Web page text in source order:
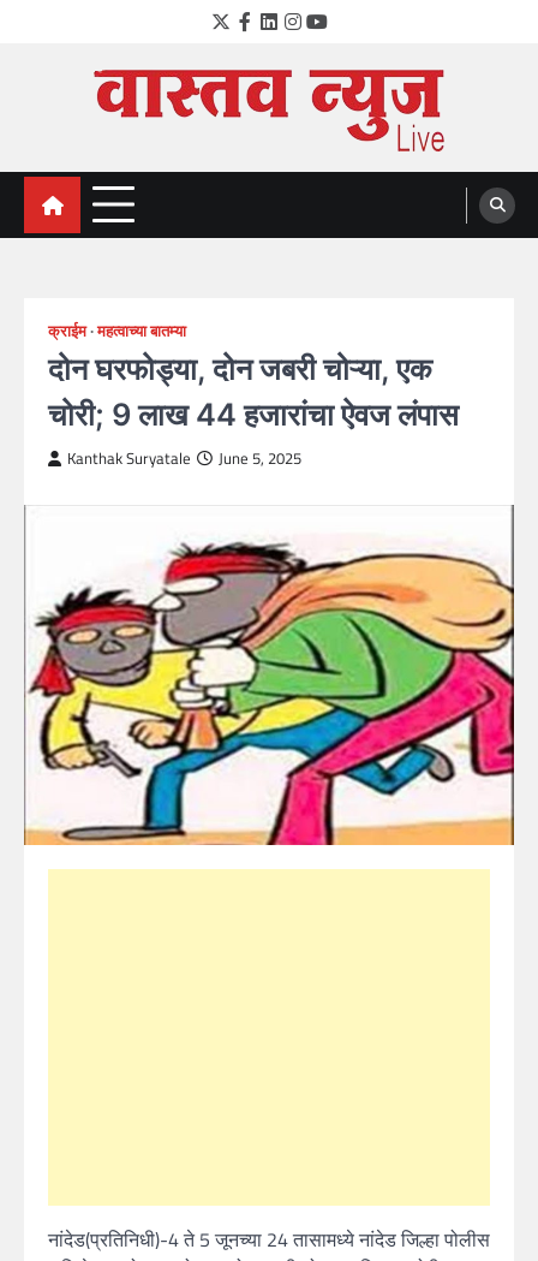
Twitter
Facebook
LinkedIn
Instagram
YouTube
VastavNEWSLive.com
a leading NEWS portal of Maharahstra
क्राईम महत्वाच्या बातम्या
दोन घरफोड्या, दोन जबरी चोऱ्या, एक
चोरी; 9 लाख 44 हजारांचा ऐवज लंपास
Kanthak Suryatale June 5, 2025
नांदेड(प्रतिनिधी)-4 ते 5 जूनच्या 24 तासामध्ये नांदेड जिल्हा पोलीस